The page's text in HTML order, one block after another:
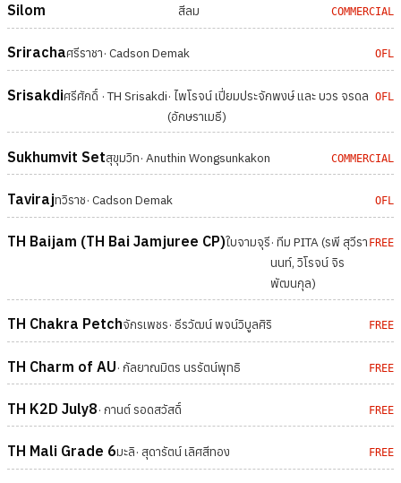
Silom สีลม COMMERCIAL
Srirachaศรีราชา· Cadson Demak OFL
Srisakdiศรีศักดิ์ · TH Srisakdi· ไพโรจน์ เปี่ยมประจักพงษ์ และ บวร จรดล
(อักษราเมธี)
OFL
Sukhumvit Setสุขุมวิท· Anuthin Wongsunkakon COMMERCIAL
Tavirajทวิราช· Cadson Demak OFL
TH Baijam (TH Bai Jamjuree CP)ใบจามจุรี· ทีม PITA (รพี สุวีรา
นนท์, วิโรจน์ จิร
พัฒนกุล)
FREE
TH Chakra Petchจักรเพชร· ธีรวัฒน์ พจน์วิบูลศิริ FREE
TH Charm of AU· กัลยาณมิตร นรรัตน์พุทธิ FREE
TH K2D July8· กานต์ รอดสวัสดิ์ FREE
TH Mali Grade 6มะลิ· สุดารัตน์ เลิศสีทอง FREE